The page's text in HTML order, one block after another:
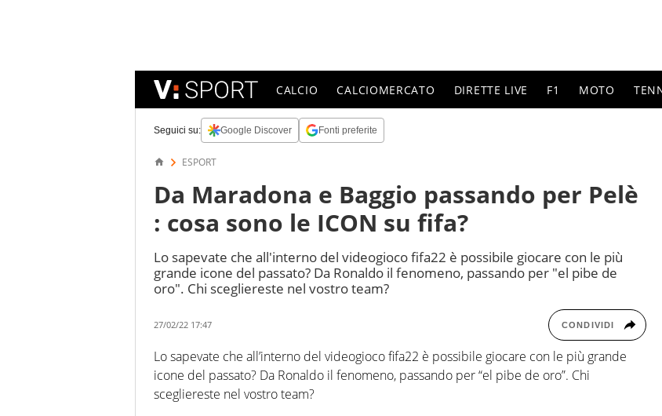
CALCIO CALCIOMERCATO DIRETTE LIVE F1 MOTO
Seguici su: Google Discover Fonti preferite
ESPORT
Da Maradona e Baggio passando per Pelè
: cosa sono le ICON su fifa?
Lo sapevate che all'interno del videogioco fifa22 è possibile giocare con le più
grande icone del passato? Da Ronaldo il fenomeno, passando per "el pibe de
oro". Chi scegliereste nel vostro team?
27/02/22 17:47 CONDIVIDI
Lo sapevate che all’interno del videogioco fifa22 è possibile giocare con le più grande
icone del passato? Da Ronaldo il fenomeno, passando per “el pibe de oro”. Chi
scegliereste nel vostro team?